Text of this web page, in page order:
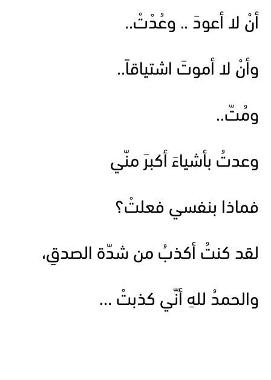
أنْ لا أعودَ .. وعُدْتْ..
وأنْ لا أموتَ اشتياقاً..
ومُتّ..
وعدتُ بأشياءَ أكبرَ منّي
فماذا بنفسي فعلتْ؟
لقد كنتُ أكذبُ من شدّة الصدقِ،
والحمدُ للهِ أنّي كذبتْ …